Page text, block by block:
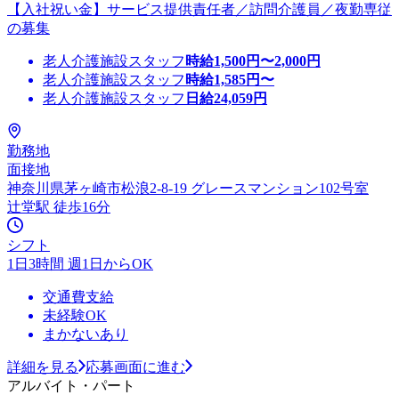
【入社祝い金】サービス提供責任者／訪問介護員／夜勤専従
の募集
老人介護施設スタッフ 時給1,500円〜2,000円
老人介護施設スタッフ 時給1,585円〜
老人介護施設スタッフ 日給24,059円
勤務地
面接地
神奈川県茅ヶ崎市松浪2-8-19 グレースマンション102号室
辻堂駅 徒歩16分
シフト
1日3時間 週1日からOK
交通費支給
未経験OK
まかないあり
詳細を見る
応募画面に進む
アルバイト・パート